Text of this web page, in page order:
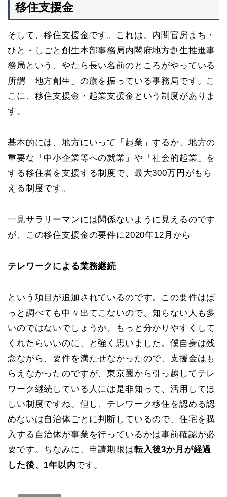
移住支援金
そして、移住支援金です。これは、内閣官房まち・
ひと・しごと創生本部事務局内閣府地方創生推進事
務局という、やたら長い名前のところがやっている
所謂「地方創生」の旗を振っている事務局です。こ
こに、移住支援金・起業支援金という制度がありま
す。
基本的には、地方にいって「起業」するか、地方の
重要な「中小企業等への就業」や「社会的起業」を
する移住者を支援する制度で、最大300万円がもら
える制度です。
一見サラリーマンには関係ないように見えるのです
が、この移住支援金の要件に2020年12月から
テレワークによる業務継続
という項目が追加されているのです。この要件はぱ
っと調べても中々出てこないので、知らない人も多
いのではないでしょうか。もっと分かりやすくして
くれたらいいのに、と強く思いました。僕自身は残
念ながら、要件を満たせなかったので、支援金はも
らえなかったのですが、東京圏から引っ越してテレ
ワーク継続している人には是非知って、活用してほ
しい制度ですね。但し、テレワーク移住を認める認
めないは自治体ごとに判断しているので、住宅を購
入する自治体が事業を行っているかは事前確認が必
要です。ちなみに、申請期限は転入後3か月が経過
した後、1年以内です。